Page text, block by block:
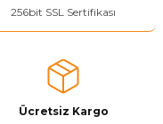
256bit SSL Sertifikası
Ücretsiz Kargo